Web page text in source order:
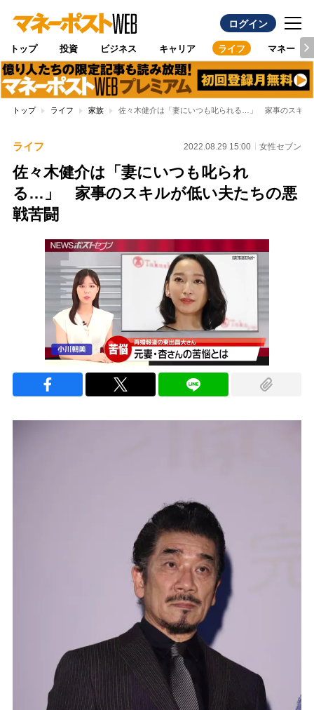
ログイン
トップ 投資 ビジネス キャリア ライフ マネー
トップ ライフ 家族 佐々木健介は「妻にいつも叱られる…」 家事のスキル
ライフ 2022.08.29 15:00 女性セブン
佐々木健介は「妻にいつも叱られ
る…」 家事のスキルが低い夫たちの悪
戦苦闘